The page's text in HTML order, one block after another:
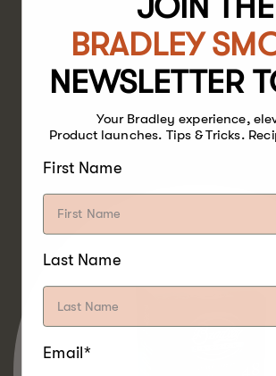
EIK
HOUT
BRADLEY
NEWSLETTER
Your Bradley experience,
Product launches. Tips & Tricks.
First Name
Last Name
Email*